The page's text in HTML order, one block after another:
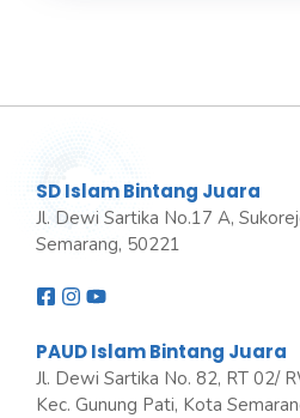
SD Islam Bintang Juara
Jl. Dewi Sartika No.17 A,
Semarang, 50221
PAUD Islam Bintang Juara
Jl. Dewi Sartika No. 82, RT 02/
Kec. Gunung Pati, Kota